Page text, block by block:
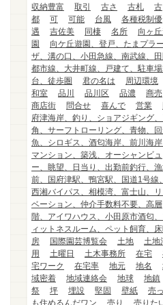
収納豊富
取引 古さ 古札
古
都
可 可能 台風
各種税制優
遇
吉佐美 同棲 名所
向ヶ
園
向ケ丘遊園、登戸、たまプラー
ザ、溝の口、小田急線、南武線、田
都市線、大井町線、戸建て、駐車
台、徒歩圏
君の名は
周辺環境
和室
品川 品川区 品濃
商売
商店街
問合せ 喜んで 営業
府津海岸、釣り、ショアジギング、
角、サーフトローリング、青物、
魚、シロギス、酒匂海岸、前川海岸
マンション、築浅、オーシャンビュ
ー、眺望、日当り、出勤前釣行、
前、国府津駅、鴨宮駅、国道1号線、
西湘バイパス、相模湾、富士山、リ
ベーション、仲介手数料不要、高層
階、アイワハウス、小田原市酒匂
ィットネスルーム、ペット飼育、
房
国際園芸博覧会 土地
土地
用
土曜日 土木事務所 在宅
宅ワーク
在宅率 地元 地名
域密着
地域連絡会 地球
地鎮
祭
坪 埋設 堅固 壁紙
売
も住めるんだワン
売り
売りた